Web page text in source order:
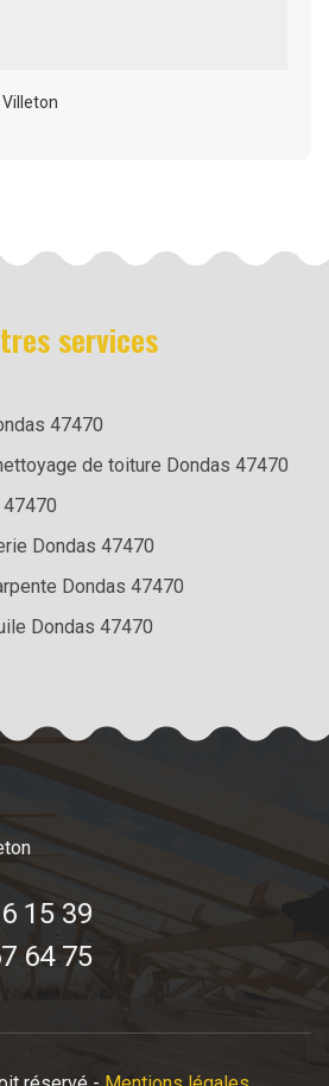
services
47470
de toiture Dondas 47470
47470
Dondas 47470
Dondas 47470
Dondas 47470
15 39
64 75